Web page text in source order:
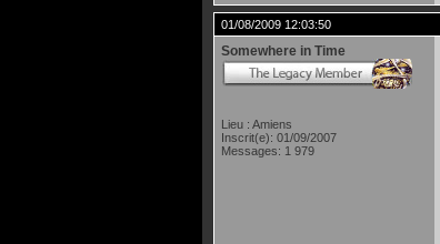
01/08/2009 12:03:50
Somewhere in Time
Lieu : Amiens
Inscrit(e): 01/09/2007
Messages: 1 979